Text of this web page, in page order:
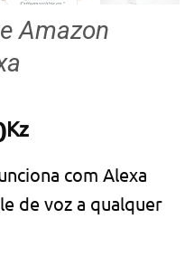
Amazon
KzO
atual
é:
com Alexa
de voz a qualquer